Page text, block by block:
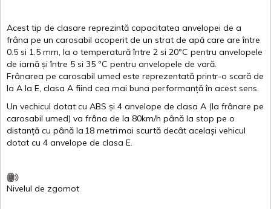
Acest tip de clasare reprezintă capacitatea anvelopei de a
frâna pe un carosabil acoperit de un strat de apă care areîntre
0.5 si 1.5 mm, la o temperatură între 2 si 20ºC pentru anvelopele
de iarnă și între 5 si 35 ºC pentru anvelopele de vară.
Frânarea pe carosabil umed este reprezentată printr-o scară de
la A la E, clasa A fiind cea mai buna performanță în acest sens.
Un vechicul dotat cu ABS și 4 anvelope de clasa A (la frânare pe
carosabil umed) va frâna de la 80km/h până la stop pe o
distanță cu până la 18 metrimai scurtă decât același vehicul
dotat cu 4 anvelope de clasa E.
Nivelul de zgomot